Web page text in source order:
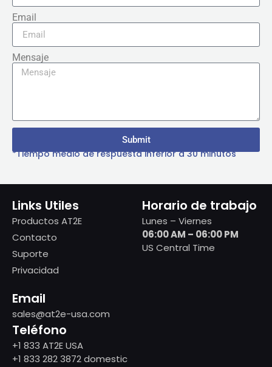
Email
Mensaje
Submit
*Tiempo medio de respuesta inferior a 30 minutos
Links Utiles
Productos AT2E
Contacto
Suporte
Privacidad
Horario de trabajo
Lunes – Viernes
06:00 AM – 06:00 PM
US Central Time
Email
sales@at2e-usa.com
Teléfono
+1 833 AT2E USA
+1 833 282 3872 domestic